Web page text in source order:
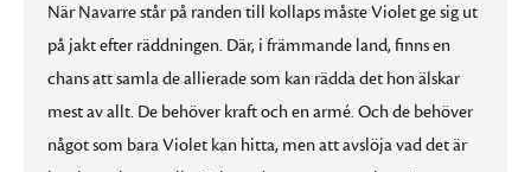
När Navarre står på randen till kollaps måste Violet ge sig ut
på jakt efter räddningen. Där, i främmande land, finns en
chans att samla de allierade som kan rädda det hon älskar
mest av allt. De behöver kraft och en armé. Och de behöver
något som bara Violet kan hitta, men att avslöja vad det är